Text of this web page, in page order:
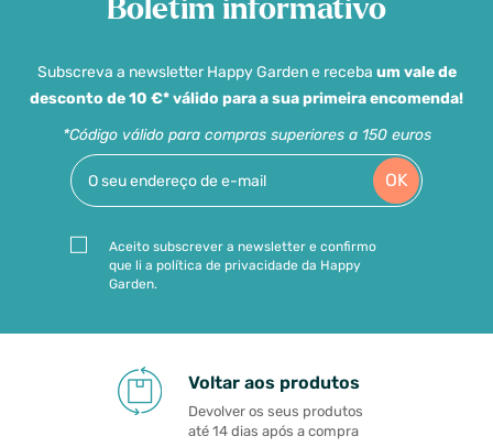
Boletim informativo
Subscreva a newsletter Happy Garden e receba um vale de
desconto de 10 €* válido para a sua primeira encomenda!
*Código válido para compras superiores a 150 euros
OK
Aceito subscrever a newsletter e confirmo
que li a política de privacidade da Happy
Garden.
Voltar aos produtos
Devolver os seus produtos
até 14 dias após a compra